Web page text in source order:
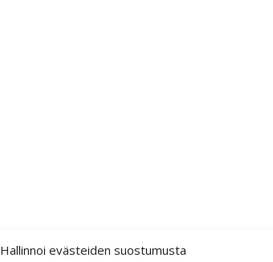
Hallinnoi evästeiden suostumusta